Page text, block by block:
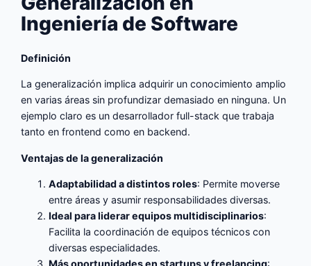
Ingeniería de Software
Definición
La generalización implica adquirir un conocimiento amplio
en varias áreas sin profundizar demasiado en ninguna. Un
ejemplo claro es un desarrollador full-stack que trabaja
tanto en frontend como en backend.
Ventajas de la generalización
Adaptabilidad a distintos roles: Permite moverse
entre áreas y asumir responsabilidades diversas.
Ideal para liderar equipos multidisciplinarios:
Facilita la coordinación de equipos técnicos con
diversas especialidades.
Más oportunidades en startups y freelancing: